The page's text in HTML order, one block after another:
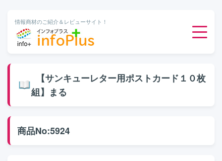
情報商材のご紹介＆レビューサイト！
【サンキューレター用ポストカード１０枚
組】まる
商品No:5924